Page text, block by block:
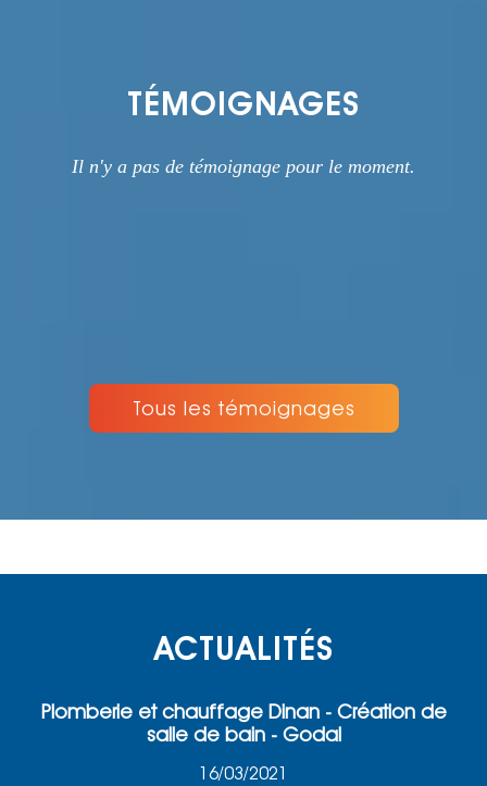
TÉMOIGNAGES
Il n'y a pas de témoignage pour le moment.
Tous les témoignages
ACTUALITÉS
Plomberie et chauffage Dinan - Création de
salle de bain - Godal
16/03/2021